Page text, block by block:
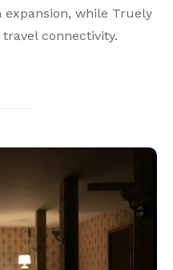
while Truely
connectivity.